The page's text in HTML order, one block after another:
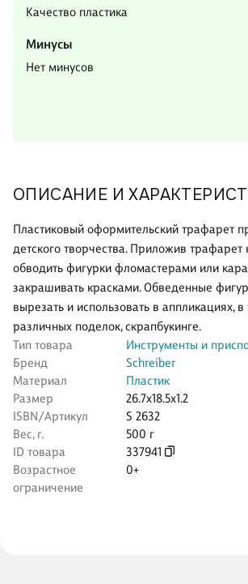
ОПИСАНИЕ И
Пластиковый оформительский трафарет
детского творчества. Приложив
обводить фигурки фломастерами или
закрашивать красками. Обведенные
вырезать и использовать в аппликациях,
различных поделок, скрапбукинге.
Тип товара
Инструменты и
Бренд
Schreiber
Материал
Пластик
Размер
26.7x18.5x1.2
ISBN/Артикул
S 2632
Вес, г.
500 г
ID товара
337941
Возрастное
ограничение
0+
Качество пластика
Минусы
Нет минусов